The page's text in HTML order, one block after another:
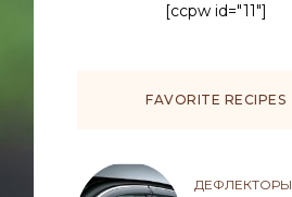
[ccpw id="11"]
FAVORITE RECIPES
ДЕФЛЕКТОРЫ